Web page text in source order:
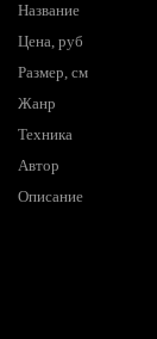
Название
Цена, руб
Размер, см
Жанр
Техника
Автор
Описание